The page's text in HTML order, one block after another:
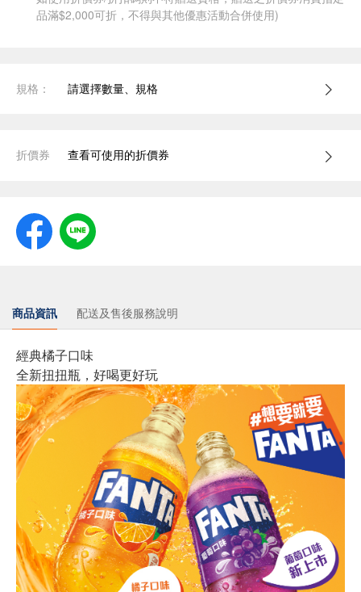
品滿$2,000可折，不得與其他優惠活動合併使用)
規格： 請選擇數量、規格
折價券 查看可使用的折價券
商品資訊 配送及售後服務說明
經典橘子口味
全新扭扭瓶，好喝更好玩